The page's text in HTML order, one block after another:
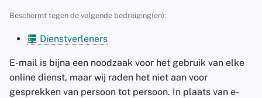
i
Accountverwijdering
Technologie Essenties
Geavanceerde
Onderwerpen
Gegevensbeveiliging
E-mail encryptie
Beëindiging van account
Encryptie Software
Bestanden delen en
synchroniseren
Frontends
Take Action!
Beschermt tegen de volgende bedreiging(en):
Dienstverleners
E-mail is bijna een noodzaak voor het gebruik van elke
online dienst, maar wij raden het niet aan voor
gesprekken van persoon tot persoon. In plaats van e-